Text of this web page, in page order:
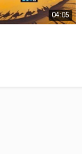
04:05